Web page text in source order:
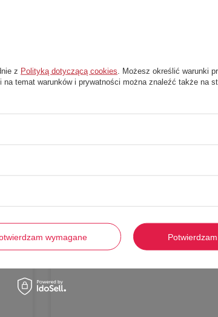
i dodaj do zamówienia
z Polityką dotyczącą cookies . Możesz określić warunki
temat warunków i prywatności można znaleźć także na
wymagane